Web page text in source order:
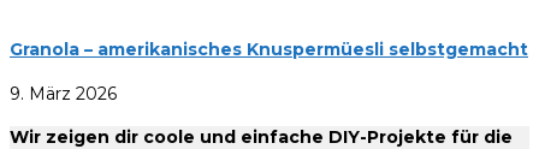
Granola – amerikanisches Knuspermüesli selbstgemacht
9. März 2026
Wir zeigen dir coole und einfache DIY-Projekte für die